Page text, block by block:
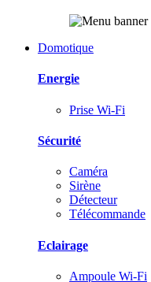
Domotique
Energie
Prise Wi-Fi
Sécurité
Caméra
Sirène
Détecteur
Télécommande
Eclairage
Ampoule Wi-Fi